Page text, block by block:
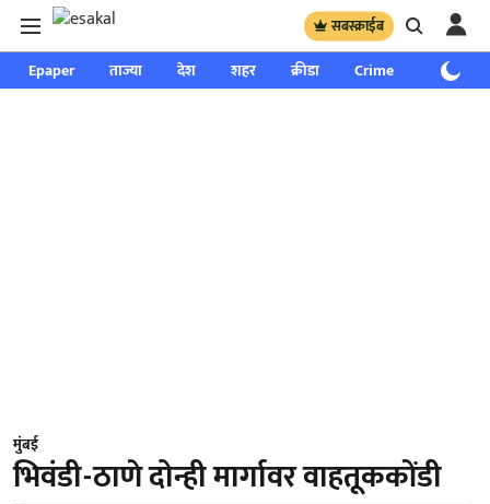
सबस्क्राईब
Epaper ताज्या देश शहर क्रीडा Crime साप्ताहिक
मुंबई
भिवंडी-ठाणे दोन्ही मार्गावर वाहतूककोंडी